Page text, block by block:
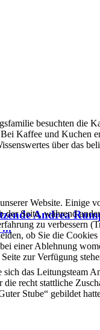
besuchten die
Kaffee und Kuchen
über das
Andrea
sich das Leitungsteam
recht stattliche
Stube“ gebildet
Website. Einige
der Seite, während
zu verbessern
ob Sie die Cookies
einer Ablehnung
zur Verfügung